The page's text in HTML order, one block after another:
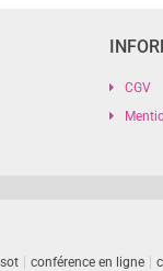
CGV
conférence en ligne